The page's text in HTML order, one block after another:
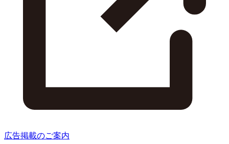
広告掲載のご案内